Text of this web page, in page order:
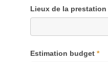
Lieux de la prestation
Estimation budget *